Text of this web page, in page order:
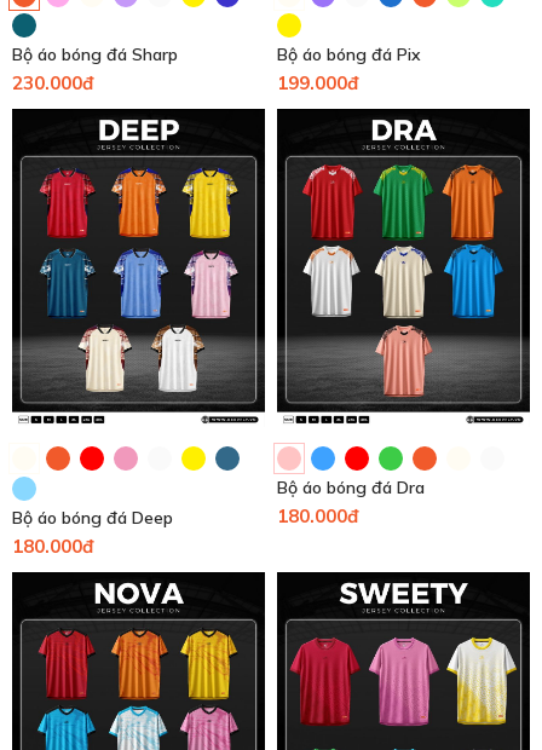
Bộ áo bóng đá Sharp
230.000đ
Bộ áo bóng đá Pix
199.000đ
Bộ áo bóng đá Deep
180.000đ
Bộ áo bóng đá Dra
180.000đ